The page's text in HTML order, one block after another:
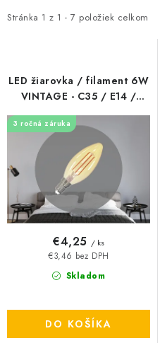
O nás - MEGALED & JANTON
Zľavy pre profíkov
i
r
d
u
k
t
o
v
Stránka 1 z 1 - 7 položiek celkom
e
e
r
o
d
u
k
t
LED žiarovka / filament 6W
VINTAGE - C35 / E14 /
2000K - ZLF713DV
3 ročná záruka
Skladom
€3,46 bez DPH
€4,25 / ks
DO KOŠÍKA